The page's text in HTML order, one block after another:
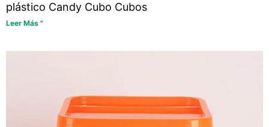
plástico Candy Cubo Cubos
Leer Más "